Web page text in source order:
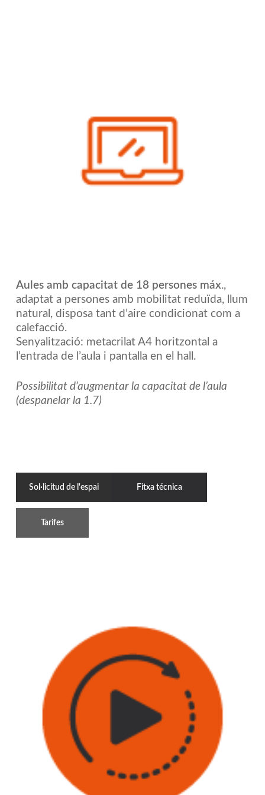
Aules amb capacitat de 18 persones máx.,
adaptat a persones amb mobilitat reduïda, llum
natural, disposa tant d’aire condicionat com a
calefacció.
Senyalització: metacrilat A4 horitzontal a
l’entrada de l’aula i pantalla en el hall.
Possibilitat d’augmentar la capacitat de l’aula
(despanelar la 1.7)
Sol·licitud de l'espai Fitxa técnica
Tarifes